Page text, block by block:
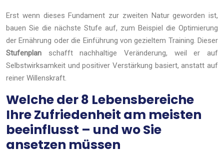
Erst wenn dieses Fundament zur zweiten Natur geworden ist,
bauen Sie die nächste Stufe auf, zum Beispiel die Optimierung
der Ernährung oder die Einführung von gezieltem Training. Dieser
Stufenplan schafft nachhaltige Veränderung, weil er auf
Selbstwirksamkeit und positiver Verstärkung basiert, anstatt auf
reiner Willenskraft.
Welche der 8 Lebensbereiche
Ihre Zufriedenheit am meisten
beeinflusst – und wo Sie
ansetzen müssen